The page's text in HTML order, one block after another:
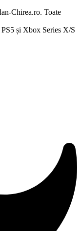
Chirea.ro. Toate
și Xbox Series X/S